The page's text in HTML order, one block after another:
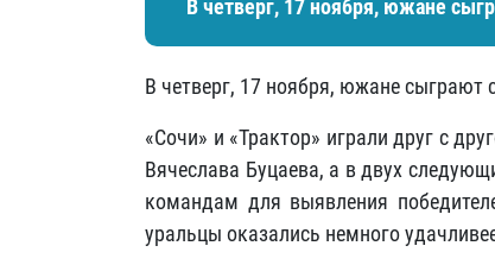
В четверг, 17 ноября, южане
В четверг, 17 ноября, южане сыграют
«Сочи» и «Трактор» играли друг с
Вячеслава Буцаева, а в двух
командам для выявления
уральцы оказались немного